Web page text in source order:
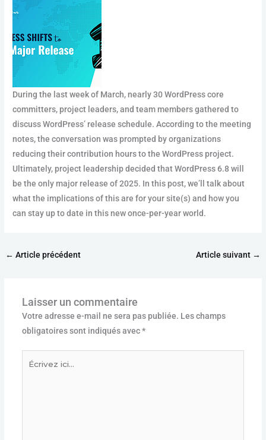
During the last week of March, nearly 30 WordPress core
committers, project leaders, and team members gathered to
discuss WordPress’ release schedule. According to the meeting
notes, the conversation was prompted by organizations
reducing their contribution hours to the WordPress project.
Ultimately, project leadership decided that WordPress 6.8 will
be the only major release of 2025. In this post, we’ll talk about
what the implications of this are for your site(s) and how you
can stay up to date in this new once-per-year world.
← Article précédent Article suivant →
Laisser un commentaire
Votre adresse e-mail ne sera pas publiée. Les champs
obligatoires sont indiqués avec*